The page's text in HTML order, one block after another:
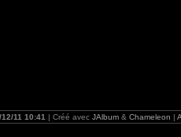
12/11 10:41 | Créé avecJAlbum &Chameleon |